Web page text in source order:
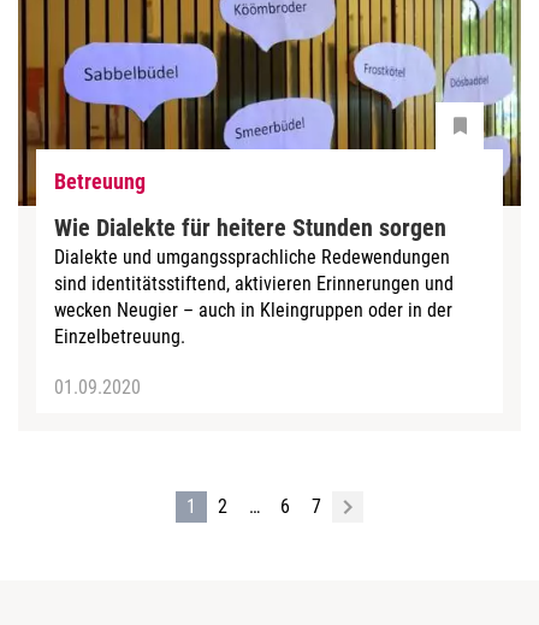
Betreuung
Wie Dialekte für heitere Stunden sorgen
Dialekte und umgangssprachliche Redewendungen
sind identitätsstiftend, aktivieren Erinnerungen und
wecken Neugier – auch in Kleingruppen oder in der
Einzelbetreuung.
01.09.2020
1 2 … 6 7